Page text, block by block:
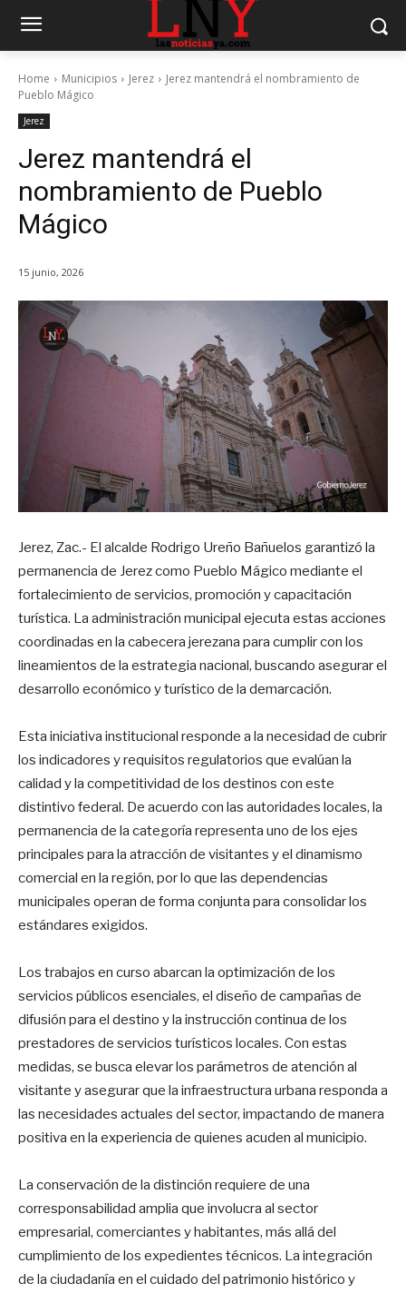
Home Municipios Jerez
Jerez mantendrá el nombramiento de
Pueblo Mágico
Jerez
Jerez mantendrá el
nombramiento de Pueblo
Mágico
15 junio, 2026
Jerez, Zac.- El alcalde Rodrigo Ureño Bañuelos garantizó la
permanencia de Jerez como Pueblo Mágico mediante el
fortalecimiento de servicios, promoción y capacitación
turística. La administración municipal ejecuta estas acciones
coordinadas en la cabecera jerezana para cumplir con los
lineamientos de la estrategia nacional, buscando asegurar el
desarrollo económico y turístico de la demarcación.
Esta iniciativa institucional responde a la necesidad de cubrir
los indicadores y requisitos regulatorios que evalúan la
calidad y la competitividad de los destinos con este
distintivo federal. De acuerdo con las autoridades locales, la
permanencia de la categoría representa uno de los ejes
principales para la atracción de visitantes y el dinamismo
comercial en la región, por lo que las dependencias
municipales operan de forma conjunta para consolidar los
estándares exigidos.
Los trabajos en curso abarcan la optimización de los
servicios públicos esenciales, el diseño de campañas de
difusión para el destino y la instrucción continua de los
prestadores de servicios turísticos locales. Con estas
medidas, se busca elevar los parámetros de atención al
visitante y asegurar que la infraestructura urbana responda a
las necesidades actuales del sector, impactando de manera
positiva en la experiencia de quienes acuden al municipio.
La conservación de la distinción requiere de una
corresponsabilidad amplia que involucra al sector
empresarial, comerciantes y habitantes, más allá del
cumplimiento de los expedientes técnicos. La integración
de la ciudadanía en el cuidado del patrimonio histórico y